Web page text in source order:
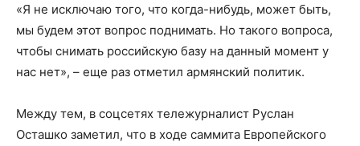
«Я не исключаю того, что когда-нибудь, может быть,
мы будем этот вопрос поднимать. Но такого вопроса,
чтобы снимать российскую базу на данный момент у
нас нет», – еще раз отметил армянский политик.
Между тем, в соцсетях тележурналист Руслан
Осташко заметил, что в ходе саммита Европейского